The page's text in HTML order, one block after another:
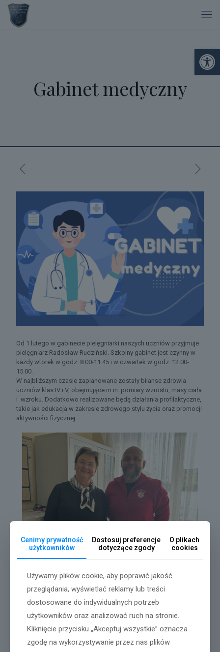
Gabinet medyczny
Od 1 lutego w gabinecie pielęgniarki naszych uczniów przyjmuje
pielęgniarz Radosław Rudziński. Szkolny gabinet jest czynny w
każdy wtorek w godz. 8.00-11.45 i w czwartek w godz. 12.00-
15.00.
W najbliższym czasie zaplanowane zostały bilanse zdrowia
uczniów klas IV i V, obejmujące m.in. pomiary wzrostu, masy ciała
i wzroku. Dodatkowo realizowane będą działania profilaktyczne,
takie jak edukacja w zakresie zdrowego stylu życia oraz promocji
aktywności fizycznej.
Cenimy prywatność
użytkowników
Dostosuj preferencje
dotyczące zgody
O plikach
cookies
Używamy plików cookie, aby poprawić jakość
przeglądania, wyświetlać reklamy lub treści
dostosowane do indywidualnych potrzeb
użytkowników oraz analizować ruch na stronie.
Kliknięcie przycisku „Akceptuj wszystkie” oznacza
zgodę na wykorzystywanie przez nas plików